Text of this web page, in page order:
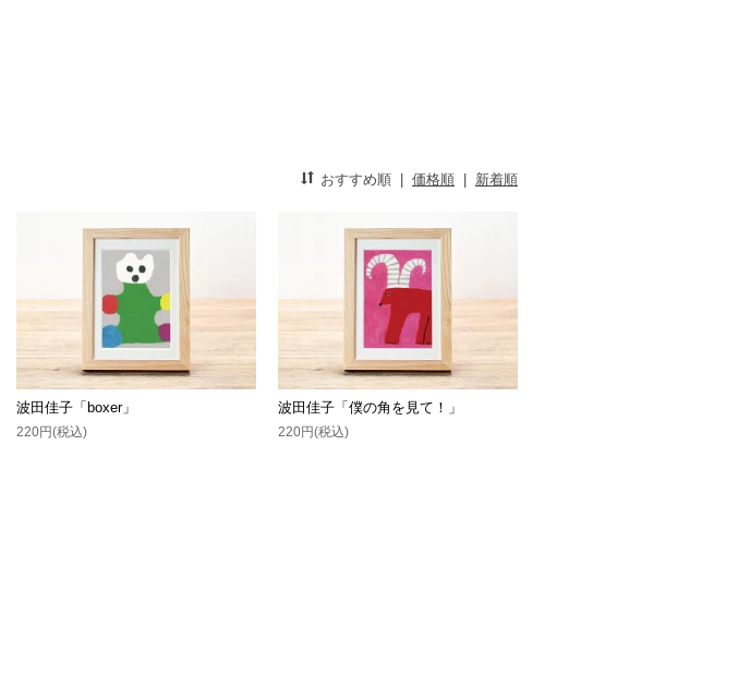
おすすめ順 価格順 新着順
波田佳子「boxer」
220円(税込)
波田佳子「僕の角を見て！」
220円(税込)